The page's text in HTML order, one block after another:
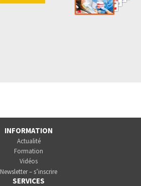
INFORMATION
Actualité
Formation
Vidéos
Newsletter – s’inscrire
SERVICES